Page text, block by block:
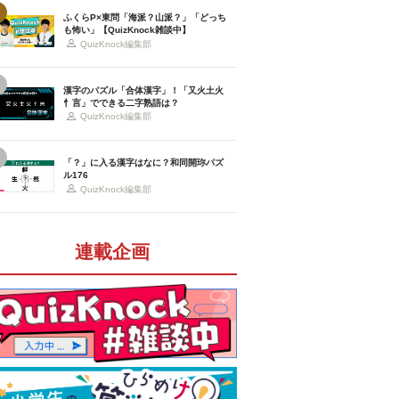
ふくらP×東問「海派？山派？」「どっち
も怖い」【QuizKnock雑談中】
QuizKnock編集部
漢字のパズル「合体漢字」！「又火土火
忄言」でできる二字熟語は？
QuizKnock編集部
「？」に入る漢字はなに？和同開珎パズ
ル176
QuizKnock編集部
連載企画